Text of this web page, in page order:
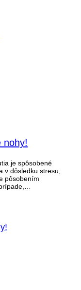
nohy!
je spôsobené
v dôsledku stresu,
pôsobením